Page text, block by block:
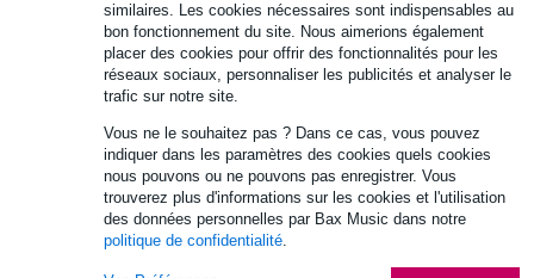
similaires. Les cookies nécessaires sont indispensables au
bon fonctionnement du site. Nous aimerions également
placer des cookies pour offrir des fonctionnalités pour les
réseaux sociaux, personnaliser les publicités et analyser le
trafic sur notre site.
Vous ne le souhaitez pas ? Dans ce cas, vous pouvez
indiquer dans les paramètres des cookies quels cookies
nous pouvons ou ne pouvons pas enregistrer. Vous
trouverez plus d'informations sur les cookies et l'utilisation
des données personnelles par Bax Music dans notre
politique de confidentialité.
Autres variantes (1)